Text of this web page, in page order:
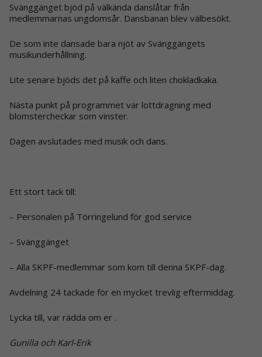
Svänggänget bjöd på välkända danslåtar från
medlemmarnas ungdomsår. Dansbanan blev välbesökt.
De som inte dansade bara njöt av Svänggängets
musikunderhållning.
Lite senare bjöds det på kaffe och liten chokladkaka.
Nästa punkt på programmet var lottdragning med
blomstercheckar som vinster.
Dagen avslutades med musik och dans.
Ett stort tack till:
– Personalen på Törringelund för god service
– Svänggänget
– Alla SKPF-medlemmar som kom till denna SKPF-dag.
Avdelning 24 tackade för en mycket trevlig eftermiddag.
Lycka till, var rädda om er .
Gunilla och Karl-Erik